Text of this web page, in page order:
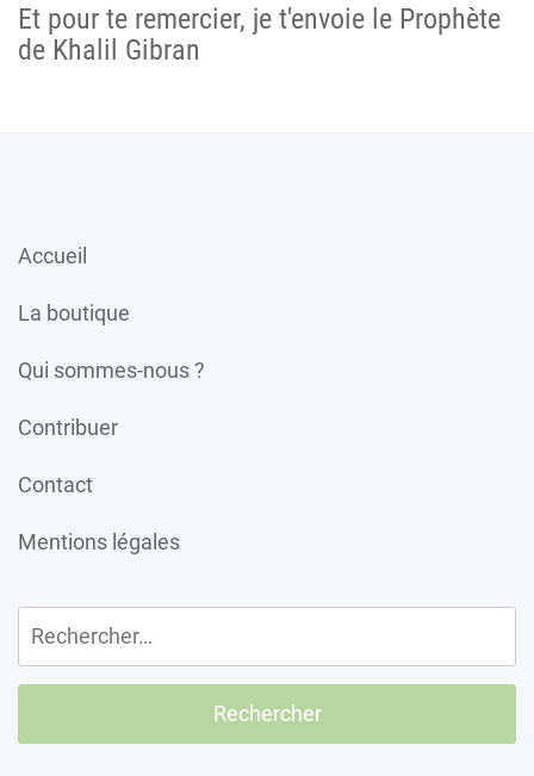
Et pour te remercier, je t'envoie le Prophète
de Khalil Gibran
Accueil
La boutique
Qui sommes-nous ?
Contribuer
Contact
Mentions légales
Rechercher :